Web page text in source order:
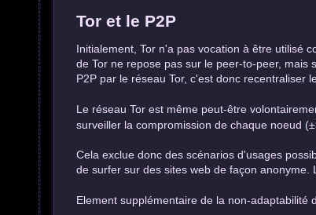
Tor et le P2P
Initialement, Tor n'a pas vocation à être utilisé
de Tor ne repose pas sur le peer-to-peer,
P2P par le réseau Tor, c'est donc recentraliser
Le réseau Tor est même peut-être
surveiller la compromission de chaque noeud
Cela exclue donc des scénarios d'usages
de surfer sur des sites web de façon anonyme.
Element supplémentaire de la non-adaptabilité